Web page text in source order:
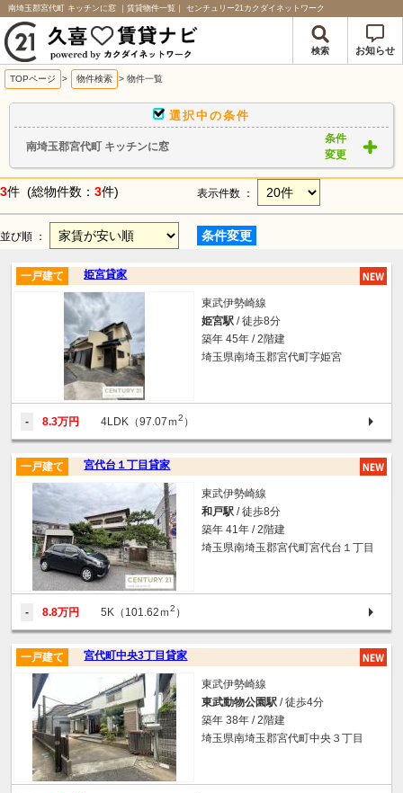
南埼玉郡宮代町 キッチンに窓 ｜賃貸物件一覧｜ センチュリー21カクダイネットワーク
検索 お知らせ
TOPページ > 物件検索 > 物件一覧
選択中の条件
南埼玉郡宮代町 キッチンに窓
条件
変更
3件 (総物件数： 3件) 表示件数 ：
並び順 ： 条件変更
姫宮貸家
一戸建て
東武伊勢崎線
姫宮駅 / 徒歩8分
築年 45年 / 2階建
埼玉県南埼玉郡宮代町字姫宮
- 8.3万円 4LDK（97.07ｍ2 ）
宮代台１丁目貸家
一戸建て
東武伊勢崎線
和戸駅 / 徒歩8分
築年 41年 / 2階建
埼玉県南埼玉郡宮代町宮代台１丁目
- 8.8万円 5K（101.62ｍ2 ）
宮代町中央3丁目貸家
一戸建て
東武伊勢崎線
東武動物公園駅 / 徒歩4分
築年 38年 / 2階建
埼玉県南埼玉郡宮代町中央３丁目